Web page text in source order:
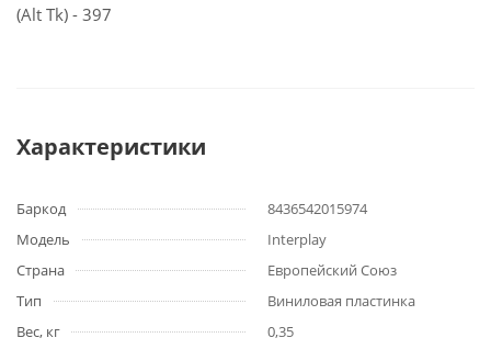
(Alt Tk) - 397
Характеристики
Баркод
8436542015974
Модель
Interplay
Страна
Европейский Союз
Тип
Виниловая пластинка
Вес, кг
0,35